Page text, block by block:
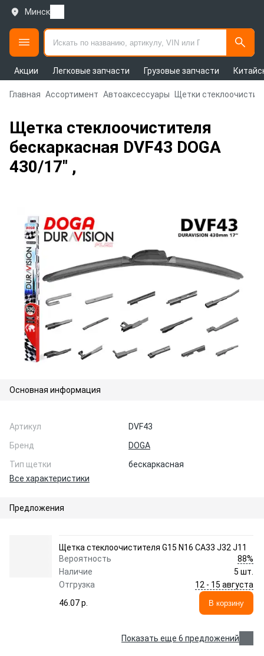
Минск
Акции Легковые запчасти Грузовые запчасти
Главная Ассортимент Автоаксессуары Щетки
Щетка стеклоочистителя
бескаркасная DVF43 DOGA
430/17" ,
Основная информация
Артикул
DVF43
Бренд
DOGA
Тип щетки
бескаркасная
Все характеристики
Предложения
Щетка стеклоочистителя G15 N16 CA33 J32 J11
Вероятность
88%
Наличие
5 шт.
Отгрузка
12 - 15 августа
46.07 p.
В корзину
Показать еще 6 предложений